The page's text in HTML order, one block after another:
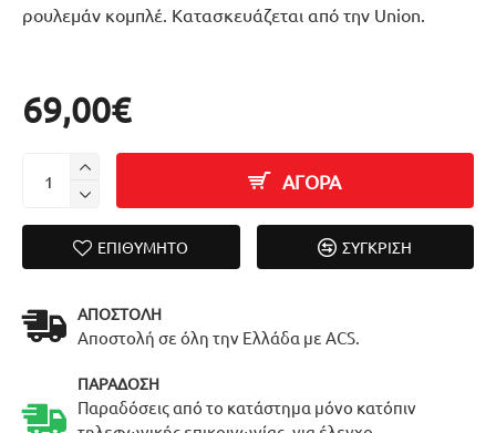
ρουλεμάν κομπλέ. Κατασκευάζεται από την Union.
69,00€
ΑΓΟΡΑ
ΕΠΙΘΥΜΗΤΌ ΣΎΓΚΡΙΣΗ
ΑΠΟΣΤΟΛΉ
Αποστολή σε όλη την Ελλάδα με ACS.
ΠΑΡΆΔΟΣΗ
Παραδόσεις από το κατάστημα μόνο κατόπιν